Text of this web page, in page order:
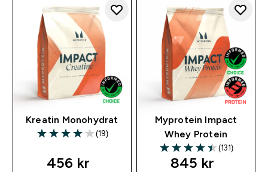
Kreatin Monohydrat
4.05 out of 5 stars
(19)
456 kr‎
Myprotein Impact
Whey Protein
4.42 out of 5 stars
(131)
845 kr‎